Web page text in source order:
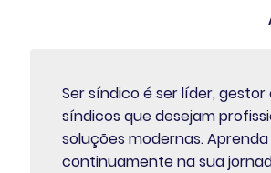
Ser síndico é ser líder,
síndicos que desejam
soluções modernas.
continuamente na sua